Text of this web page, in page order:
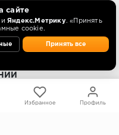
пт.
сайте
Яндекс.Метрику. «Принять
cookie.
Принять все
Избранное Профиль